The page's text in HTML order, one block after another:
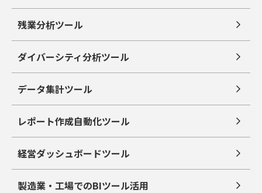
残業分析ツール
ダイバーシティ分析ツール
データ集計ツール
レポート作成自動化ツール
経営ダッシュボードツール
製造業・工場でのBIツール活用